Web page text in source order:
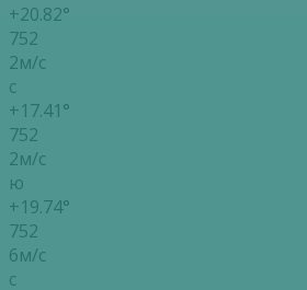
+20.82°
752
2м/с
с
+17.41°
752
2м/с
ю
+19.74°
752
6м/с
с